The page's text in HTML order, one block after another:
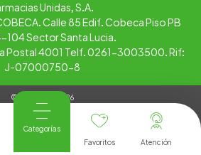
Categorías
Favoritos
Atención
Unidas, S.A.
Calle 85 Edif. Cobeca Piso PB
104 Sector Santa Lucia.
Postal 4001 Telf. 0261-3003500. Rif:
J-07000750-8
© Copyright 2026
desarrollada por
Tecnología